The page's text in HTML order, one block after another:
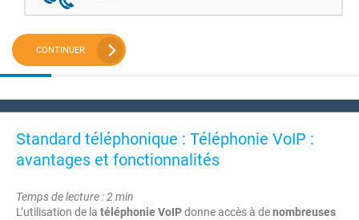
CONTINUER
Standard téléphonique : Téléphonie VoIP :
avantages et fonctionnalités
Temps de lecture : 2 min
L’utilisation de la téléphonie VoIPdonne accès à denombreuses